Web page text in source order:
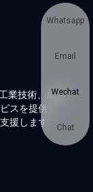
業技術、成熟
スを提供し、
援します
Whatsapp
Email
Wechat
Chat